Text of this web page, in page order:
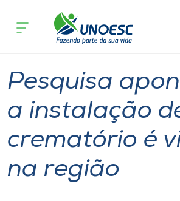
Cursos
Pesquisa
Atendimento ao Estudante
Portal de Ensino
acontece
Pesquisa
a instalação
crematório é
na região